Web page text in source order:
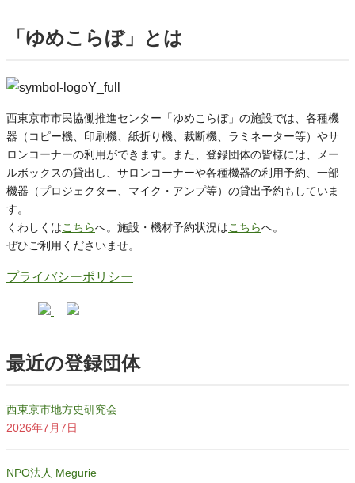
「ゆめこらぼ」とは
西東京市市民協働推進センター「ゆめこらぼ」の施設では、各種機
器（コピー機、印刷機、紙折り機、裁断機、ラミネーター等）やサ
ロンコーナーの利用ができます。また、登録団体の皆様には、メー
ルボックスの貸出し、サロンコーナーや各種機器の利用予約、一部
機器（プロジェクター、マイク・アンプ等）の貸出予約もしていま
す。
くわしくはこちらへ。施設・機材予約状況はこちらへ。
ぜひご利用くださいませ。
プライバシーポリシー
最近の登録団体
西東京市地方史研究会
2026年7月7日
NPO法人 Megurie